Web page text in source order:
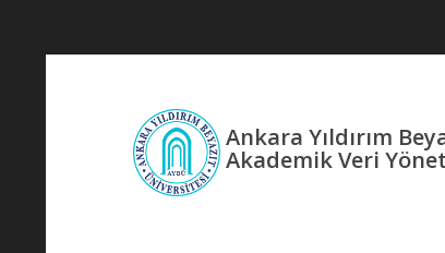
Ankara Yıldırım
Akademik Veri